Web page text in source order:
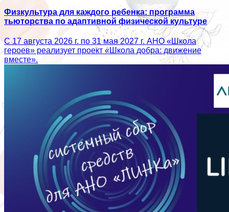
Физкультура для каждого ребенка: программа
тьюторства по адаптивной физической культуре
С 17 августа 2026 г. по 31 мая 2027 г. АНО «Школа
героев» реализует проект «Школа добра: движение
вместе».